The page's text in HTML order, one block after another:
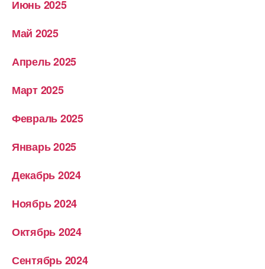
Июнь 2025
Май 2025
Апрель 2025
Март 2025
Февраль 2025
Январь 2025
Декабрь 2024
Ноябрь 2024
Октябрь 2024
Сентябрь 2024